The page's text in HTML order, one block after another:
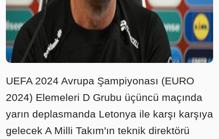
UEFA 2024 Avrupa Şampiyonası (EURO
2024) Elemeleri D Grubu üçüncü maçında
yarın deplasmanda Letonya ile karşı karşıya
gelecek A Milli Takım'ın teknik direktörü